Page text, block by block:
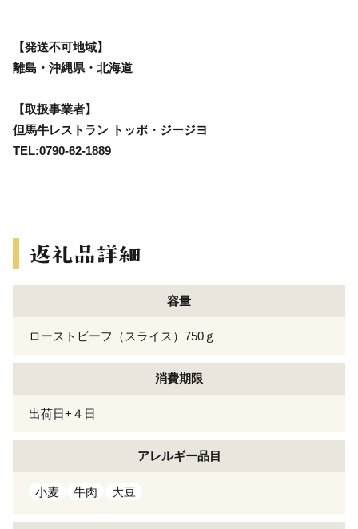
【発送不可地域】
離島・沖縄県・北海道
【取扱事業者】
但馬牛レストラン トッポ・ジージヨ
TEL:0790-62-1889
容量
ローストビーフ（スライス）750ｇ
消費期限
出荷日+４日
アレルギー品目
小麦 牛肉 大豆